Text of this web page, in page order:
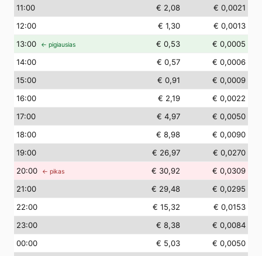
11:00 € 2,08
€ 0,0021
12:00 € 1,30
€ 0,0013
13:00 ← pigiausias € 0,53
€ 0,0005
14:00 € 0,57
€ 0,0006
15:00 € 0,91
€ 0,0009
16:00 € 2,19
€ 0,0022
17:00 € 4,97
€ 0,0050
18:00 € 8,98
€ 0,0090
19:00 € 26,97
€ 0,0270
20:00 ← pikas € 30,92
€ 0,0309
21:00 € 29,48
€ 0,0295
22:00 € 15,32
€ 0,0153
23:00 € 8,38
€ 0,0084
00:00 € 5,03
€ 0,0050